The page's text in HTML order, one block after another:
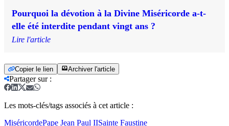
Pourquoi la dévotion à la Divine Miséricorde a-t-
elle été interdite pendant vingt ans ?
Lire l'article
Copier le lien Archiver l'article
Partager sur:
Les mots-clés/tags associés à cet article :
MiséricordePape Jean Paul IISainte Faustine